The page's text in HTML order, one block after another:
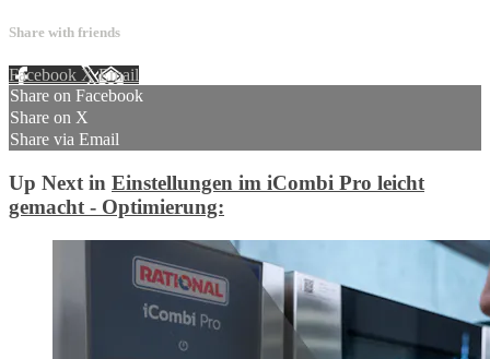
Share with friends
Facebook XEmail
Share on Facebook
Share on X
Share via Email
Up Next in Einstellungen im iCombi Pro leicht
gemacht - Optimierung: